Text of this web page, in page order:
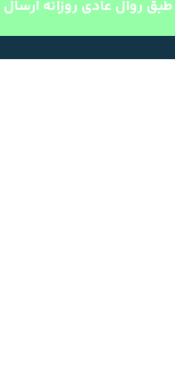
روال عادی روزانه ارسال